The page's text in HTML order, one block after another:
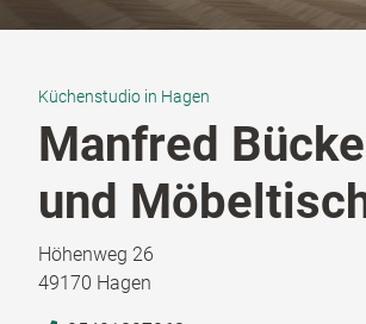
Küchenstudio in Hagen
Manfred
und
Höhenweg 26
49170 Hagen